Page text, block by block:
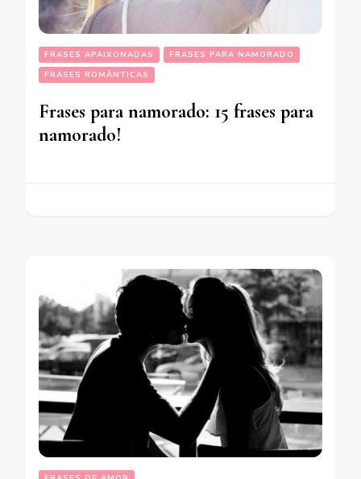
FRASES APAIXONADAS
FRASES PARA NAMORADO
FRASES ROMÂNTICAS
Frases para namorado: 15 frases para
namorado!